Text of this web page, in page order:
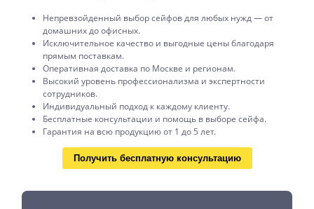
Непревзойденный выбор сейфов для любых нужд — от
домашних до офисных.
Исключительное качество и выгодные цены благодаря
прямым поставкам.
Оперативная доставка по Москве и регионам.
Высокий уровень профессионализма и экспертности
сотрудников.
Индивидуальный подход к каждому клиенту.
Бесплатные консультации и помощь в выборе сейфа.
Гарантия на всю продукцию от 1 до 5 лет.
Получить бесплатную консультацию